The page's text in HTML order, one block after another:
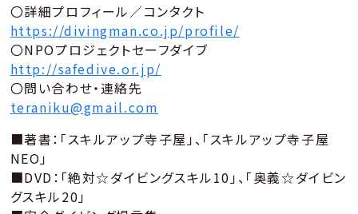
〇詳細プロフィール／コンタクト
https://divingman.co.jp/profile/
〇NPOプロジェクトセーフダイブ
http://safedive.or.jp/
〇問い合わせ・連絡先
teraniku@gmail.com
■著書：「スキルアップ寺子屋」、「スキルアップ寺子屋
NEO」
■DVD：「絶対☆ダイビングスキル10」、「奥義☆ダイビン
グスキル20」